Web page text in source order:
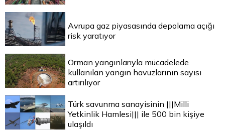
Avrupa gaz piyasasında depolama açığı
risk yaratıyor
Orman yangınlarıyla mücadelede
kullanılan yangın havuzlarının sayısı
artırılıyor
Türk savunma sanayisinin |||Milli
Yetkinlik Hamlesi||| ile 500 bin kişiye
ulaşıldı